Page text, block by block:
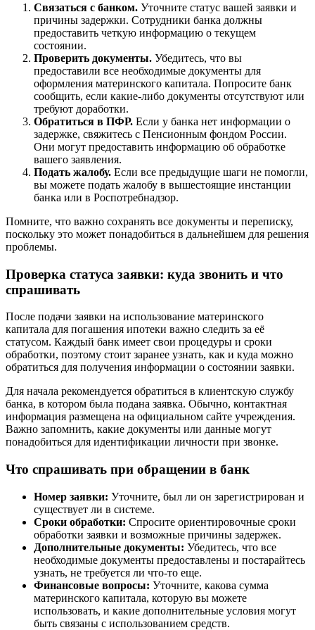
Связаться с банком. Уточните статус вашей заявки и
причины задержки. Сотрудники банка должны
предоставить четкую информацию о текущем
состоянии.
Проверить документы. Убедитесь, что вы
предоставили все необходимые документы для
оформления материнского капитала. Попросите банк
сообщить, если какие-либо документы отсутствуют или
требуют доработки.
Обратиться в ПФР. Если у банка нет информации о
задержке, свяжитесь с Пенсионным фондом России.
Они могут предоставить информацию об обработке
вашего заявления.
Подать жалобу. Если все предыдущие шаги не помогли,
вы можете подать жалобу в вышестоящие инстанции
банка или в Роспотребнадзор.
Помните, что важно сохранять все документы и переписку,
поскольку это может понадобиться в дальнейшем для решения
проблемы.
Проверка статуса заявки: куда звонить и что
спрашивать
После подачи заявки на использование материнского
капитала для погашения ипотеки важно следить за её
статусом. Каждый банк имеет свои процедуры и сроки
обработки, поэтому стоит заранее узнать, как и куда можно
обратиться для получения информации о состоянии заявки.
Для начала рекомендуется обратиться в клиентскую службу
банка, в котором была подана заявка. Обычно, контактная
информация размещена на официальном сайте учреждения.
Важно запомнить, какие документы или данные могут
понадобиться для идентификации личности при звонке.
Что спрашивать при обращении в банк
Номер заявки: Уточните, был ли он зарегистрирован и
существует ли в системе.
Сроки обработки: Спросите ориентировочные сроки
обработки заявки и возможные причины задержек.
Дополнительные документы: Убедитесь, что все
необходимые документы предоставлены и постарайтесь
узнать, не требуется ли что-то еще.
Финансовые вопросы: Уточните, какова сумма
материнского капитала, которую вы можете
использовать, и какие дополнительные условия могут
быть связаны с использованием средств.